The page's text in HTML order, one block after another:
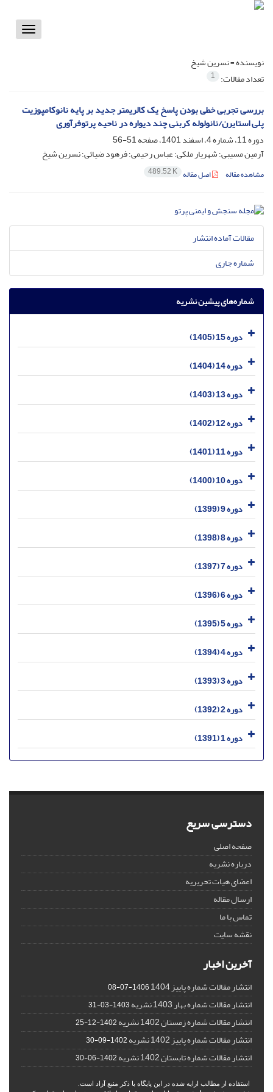
Toggle
نویسنده =نسرین شیخ
تعداد مقالات: 1
بررسی تجربی خطی بودن پاسخ یک کالریمتر جدید بر پایه نانوکامپوزیت
پلی استایرن/نانولوله کربنی چند دیواره در ناحیه پرتوفرآوری
دوره 11، شماره 4، اسفند 1401، صفحه
51-56
آرمین مسیبی؛ شهریار ملکی؛ عباس رحیمی؛ فرهود ضیائی؛ نسرین شیخ
مشاهده مقاله اصل مقاله 489.52 K
مقالات آماده انتشار
شماره جاری
شماره‌های پیشین نشریه
دوره 15 (1405)
دوره 14 (1404)
دوره 13 (1403)
دوره 12 (1402)
دوره 11 (1401)
دوره 10 (1400)
دوره 9 (1399)
دوره 8 (1398)
دوره 7 (1397)
دوره 6 (1396)
دوره 5 (1395)
دوره 4 (1394)
دوره 3 (1393)
دوره 2 (1392)
دوره 1 (1391)
دسترسی سریع
صفحه اصلی
درباره نشریه
اعضای هیات تحریریه
ارسال مقاله
تماس با ما
نقشه سایت
آخرین اخبار
انتشار مقالات شماره پاییز 1404 1406-07-08
انتشار مقالات شماره بهار 1403 نشریه 1403-03-31
انتشار مقالات شماره زمستان 1402 نشریه 1402-12-25
انتشار مقالات شماره پاییز 1402 نشریه 1402-09-30
انتشار مقالات شماره تابستان 1402 نشریه 1402-06-30
استفاده از مطالب ارایه شده در این پایگاه با ذکر منبع آزاد است.